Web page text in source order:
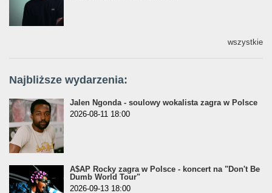
wszystkie
Najbliższe wydarzenia:
Jalen Ngonda - soulowy wokalista zagra w Polsce
2026-08-11 18:00
A$AP Rocky zagra w Polsce - koncert na "Don't Be
Dumb World Tour"
2026-09-13 18:00